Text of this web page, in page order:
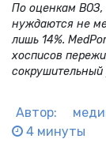
По оценкам ВОЗ,
нуждаются не
лишь 14%.
хосписов
сокрушительный
Автор:
4 минуты